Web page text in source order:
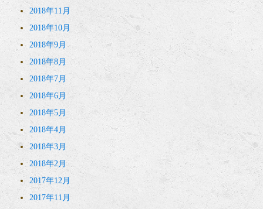
2018年11月
2018年10月
2018年9月
2018年8月
2018年7月
2018年6月
2018年5月
2018年4月
2018年3月
2018年2月
2017年12月
2017年11月